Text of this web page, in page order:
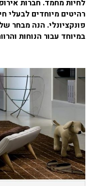
לחיות מחמד. חברות
רהיטים מיוחדים לבעלי
פונקציונלי. הנה מבחר
במיוחד עבור הנוחות